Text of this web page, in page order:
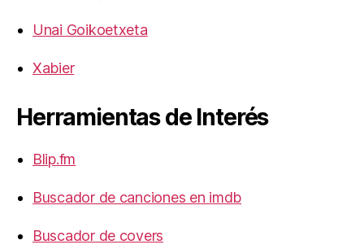
Unai Goikoetxeta
Xabier
Herramientas de Interés
Blip.fm
Buscador de canciones en imdb
Buscador de covers